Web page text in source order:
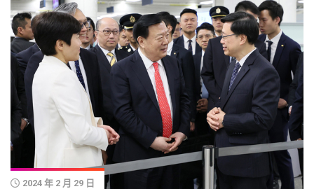
2024 年 2 月 29 日